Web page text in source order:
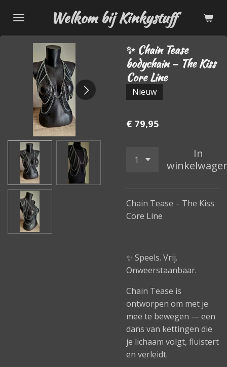
direct
naar
hoofdinhoud
Welkom bij Kinkystuff
✨ Chain Tease
bodychain – The Kiss
Core Line
Nieuw
€ 79,95
In
Chain Tease – The Kiss
Core Line
✨ Speels. Vrij.
Onweerstaanbaar.
Chain Tease is
ontworpen om met je
mee te bewegen — een
dans van kettingen die
je lichaam volgt, fluistert
en verleidt.